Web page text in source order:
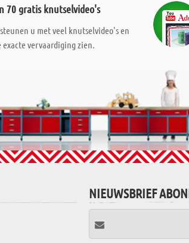
70 gratis knutselvideo's
u met veel knutselvideo's en
exacte vervaardiging zien.
NIEUWSBRIEF